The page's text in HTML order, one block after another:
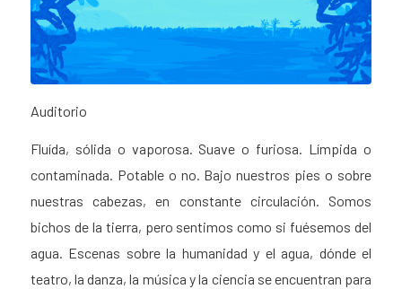
Auditorio
Fluída, sólida o vaporosa. Suave o furiosa. Límpida o
contaminada. Potable o no. Bajo nuestros pies o sobre
nuestras cabezas, en constante circulación. Somos
bichos de la tierra, pero sentimos como si fuésemos del
agua. Escenas sobre la humanidad y el agua, dónde el
teatro, la danza, la música y la ciencia se encuentran para